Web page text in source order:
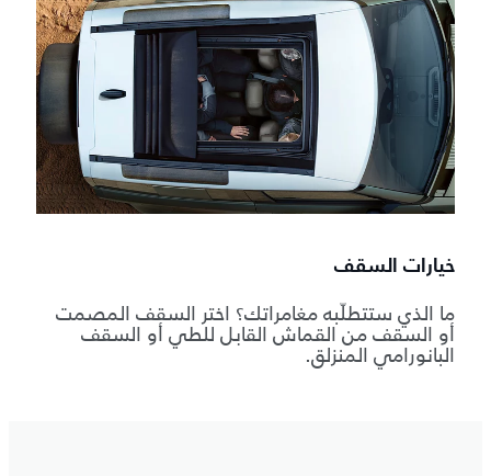
خيارات السقف
ما الذي ستتطلّبه مغامراتك؟ اختر السقف المصمت
أو السقف من القماش القابل للطي أو السقف
البانورامي المنزلق.